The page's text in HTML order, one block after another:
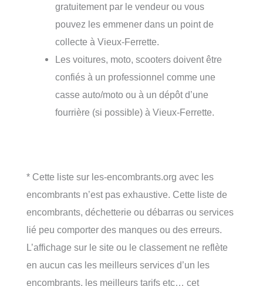
gratuitement par le vendeur ou vous
pouvez les emmener dans un point de
collecte à Vieux-Ferrette.
Les voitures, moto, scooters doivent être
confiés à un professionnel comme une
casse auto/moto ou à un dépôt d’une
fourrière (si possible) à Vieux-Ferrette.
* Cette liste sur les-encombrants.org avec les
encombrants n’est pas exhaustive. Cette liste de
encombrants, déchetterie ou débarras ou services
lié peu comporter des manques ou des erreurs.
L’affichage sur le site ou le classement ne reflète
en aucun cas les meilleurs services d’un les
encombrants, les meilleurs tarifs etc… cet